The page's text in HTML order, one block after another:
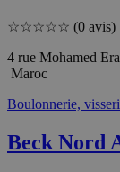
☆☆☆☆☆ (0 avis)
4 rue Mohamed
Maroc
Boulonnerie,
Beck Nord